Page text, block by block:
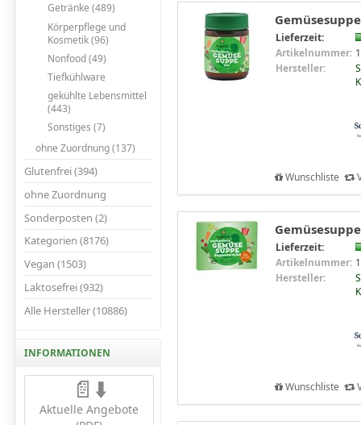
Getränke (489)
Körperpflege und
Kosmetik (96)
Nonfood (49)
Tiefkühlware
gekühlte Lebensmittel
(443)
Sonstiges (7)
ohne Zuordnung (137)
Glutenfrei (394)
ohne Zuordnung
Sonderposten (2)
Kategorien (8176)
Vegan (1503)
Laktosefrei (932)
Alle Hersteller (10886)
INFORMATIONEN
📄⬇️
Aktuelle Angebote
Lieferzeit:
Artikelnummer:
Hersteller:
Wunschliste
Lieferzeit:
Artikelnummer:
Hersteller:
Wunschliste